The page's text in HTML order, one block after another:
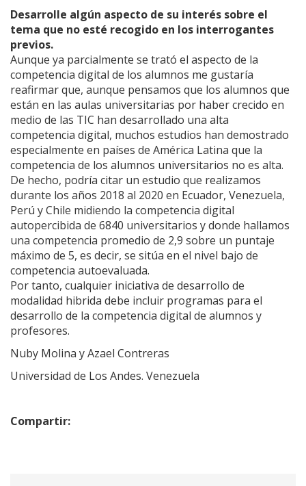
Desarrolle algún aspecto de su interés sobre el
tema que no esté recogido en los interrogantes
previos.
Aunque ya parcialmente se trató el aspecto de la
competencia digital de los alumnos me gustaría
reafirmar que, aunque pensamos que los alumnos que
están en las aulas universitarias por haber crecido en
medio de las TIC han desarrollado una alta
competencia digital, muchos estudios han demostrado
especialmente en países de América Latina que la
competencia de los alumnos universitarios no es alta.
De hecho, podría citar un estudio que realizamos
durante los años 2018 al 2020 en Ecuador, Venezuela,
Perú y Chile midiendo la competencia digital
autopercibida de 6840 universitarios y donde hallamos
una competencia promedio de 2,9 sobre un puntaje
máximo de 5, es decir, se sitúa en el nivel bajo de
competencia autoevaluada.
Por tanto, cualquier iniciativa de desarrollo de
modalidad hibrida debe incluir programas para el
desarrollo de la competencia digital de alumnos y
profesores.
Nuby Molina y Azael Contreras
Universidad de Los Andes. Venezuela
Compartir: